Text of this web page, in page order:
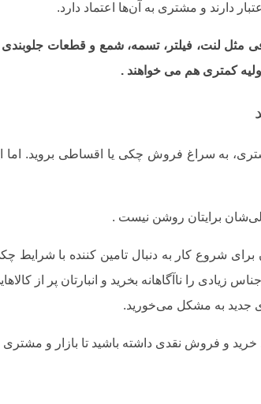
دارند و مشتری به آن‌ها اعتماد دارد.
مثل لنت، فیلتر، تسمه، شمع و قطعات
کمتری هم می خواهند .
به سراغ فروش چکی یا اقساطی بروید. اما
برایتان روشن نیست .
شروع کار به دنبال تامین کننده با شرایط
را ناآگاهانه بخرید و انبارتان پر از
جدید به مشکل می‌خورید.
و فروش نقدی داشته باشید تا بازار و مشتری